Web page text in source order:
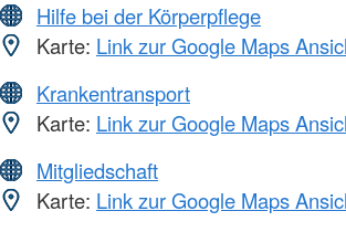
Hilfe bei der Körperpflege
Karte: Link zur Google Maps
Krankentransport
Karte: Link zur Google Maps
Mitgliedschaft
Karte: Link zur Google Maps